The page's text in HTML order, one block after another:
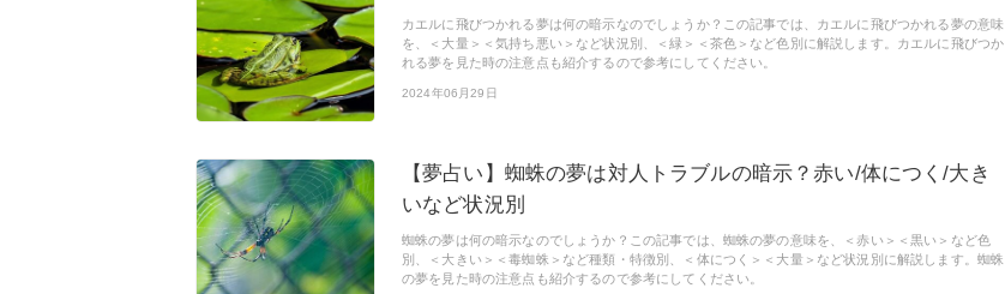
カエルに飛びつかれる夢は何の暗示なのでしょうか？この記事では、カエルに飛びつかれる夢の意味
を、＜大量＞＜気持ち悪い＞など状況別、＜緑＞＜茶色＞など色別に解説します。カエルに飛びつか
れる夢を見た時の注意点も紹介するので参考にしてください。
2024年06月29日
【夢占い】蜘蛛の夢は対人トラブルの暗示？赤い/体につく/大き
いなど状況別
蜘蛛の夢は何の暗示なのでしょうか？この記事では、蜘蛛の夢の意味を、＜赤い＞＜黒い＞など色
別、＜大きい＞＜毒蜘蛛＞など種類・特徴別、＜体につく＞＜大量＞など状況別に解説します。蜘蛛
の夢を見た時の注意点も紹介するので参考にしてください。